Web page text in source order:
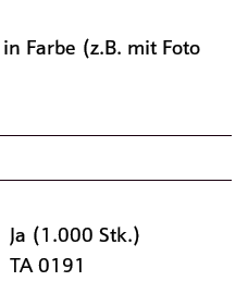
Farbe (z.B. mit Foto
Ja (1.000 Stk.)
TA 0191